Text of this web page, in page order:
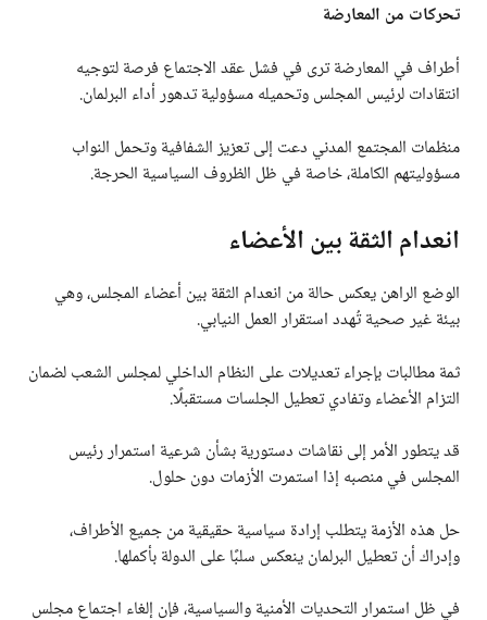
تحركات من المعارضة
أطراف في المعارضة ترى في فشل عقد الاجتماع فرصة لتوجيه
انتقادات لرئيس المجلس وتحميله مسؤولية تدهور أداء البرلمان.
منظمات المجتمع المدني دعت إلى تعزيز الشفافية وتحمل النواب
مسؤوليتهم الكاملة، خاصة في ظل الظروف السياسية الحرجة.
انعدام الثقة بين الأعضاء
الوضع الراهن يعكس حالة من انعدام الثقة بين أعضاء المجلس، وهي
بيئة غير صحية تُهدد استقرار العمل النيابي.
ثمة مطالبات بإجراء تعديلات على النظام الداخلي لمجلس الشعب لضمان
التزام الأعضاء وتفادي تعطيل الجلسات مستقبلًا.
قد يتطور الأمر إلى نقاشات دستورية بشأن شرعية استمرار رئيس
المجلس في منصبه إذا استمرت الأزمات دون حلول.
حل هذه الأزمة يتطلب إرادة سياسية حقيقية من جميع الأطراف،
وإدراك أن تعطيل البرلمان ينعكس سلبًا على الدولة بأكملها.
في ظل استمرار التحديات الأمنية والسياسية، فإن إلغاء اجتماع مجلس